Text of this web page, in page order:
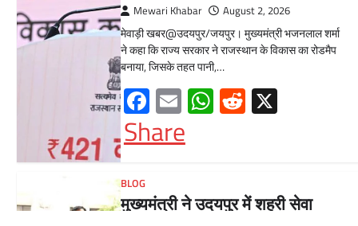
Mewari Khabar August 2, 2026
मेवाड़ी खबर@उदयपुर/जयपुर। मुख्यमंत्री भजनलाल शर्मा
ने कहा कि राज्य सरकार ने राजस्थान के विकास का रोडमैप
बनाया, जिसके तहत पानी,…
Facebook
EmailWhatsApp
Reddit
X
Share
BLOG
मुख्यमंत्री ने उदयपुर में शहरी सेवा